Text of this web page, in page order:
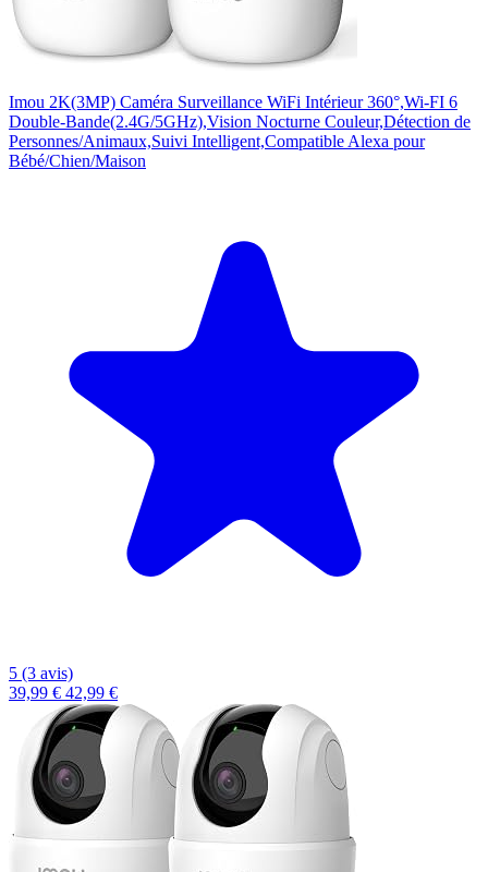
Imou 2K(3MP) Caméra Surveillance WiFi Intérieur 360°,Wi-FI 6
Double-Bande(2.4G/5GHz),Vision Nocturne Couleur,Détection de
Personnes/Animaux,Suivi Intelligent,Compatible Alexa pour
Bébé/Chien/Maison
5 (3 avis)
39,99 € 42,99 €